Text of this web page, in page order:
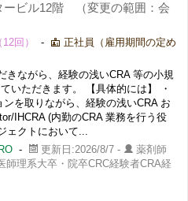
ビル12階 （変更の範囲：会
回） -
正社員（雇用期間の定め
きながら、経験の浅いCRA 等の小規
いただきます。 【具体的には】 ・
ンを取りながら、経験の浅いCRA お
IHCRA (内勤のCRA 業務を行う役
クトにおいて...
- 更新日:2026/8/7 -
薬剤師
師理系大卒・院卒CRC経験者CRA経